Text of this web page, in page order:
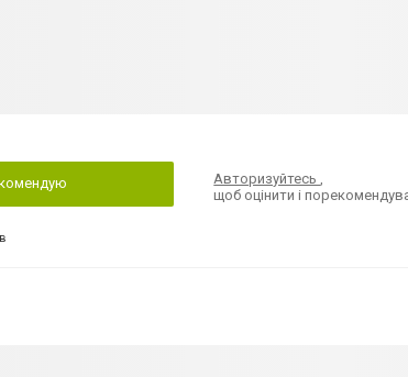
Авторизуйтесь,
щоб оцінити і